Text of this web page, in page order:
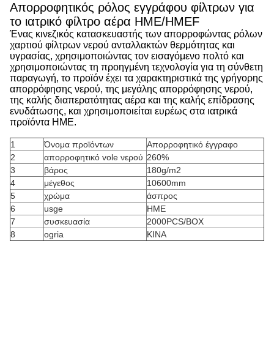
Απορροφητικός ρόλος εγγράφου φίλτρων για
το ιατρικό φίλτρο αέρα HME/HMEF
Ένας κινεζικός κατασκευαστής των απορροφώντας ρόλων
χαρτιού φίλτρων νερού ανταλλακτών θερμότητας και
υγρασίας, χρησιμοποιώντας τον εισαγόμενο πολτό και
χρησιμοποιώντας τη προηγμένη τεχνολογία για τη σύνθετη
παραγωγή, το προϊόν έχει τα χαρακτηριστικά της γρήγορης
απορρόφησης νερού, της μεγάλης απορρόφησης νερού,
της καλής διαπερατότητας αέρα και της καλής επίδρασης
ενυδάτωσης, και χρησιμοποιείται ευρέως στα ιατρικά
προϊόντα HME.
1 Όνομα προϊόντων
Απορροφητικό έγγραφο
2
απορροφητικό vole νερού 260%
3
βάρος
180g/m2
4
μέγεθος
10600mm
5
χρώμα
άσπρος
6
usge
HME
7
συσκευασία
2000PCS/BOX
8
ogria ΚΙΝΑ